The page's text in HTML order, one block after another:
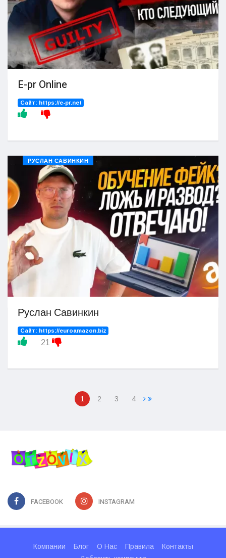
E-pr Online
Сайт: https://e-pr.net
РУСЛАН САВИНКИН
Руслан Савинкин
Сайт: https://euroamazon.biz
21
1 2 3 4
FACEBOOK INSTAGRAM
Компании Блог О Нас Правила
Контакты